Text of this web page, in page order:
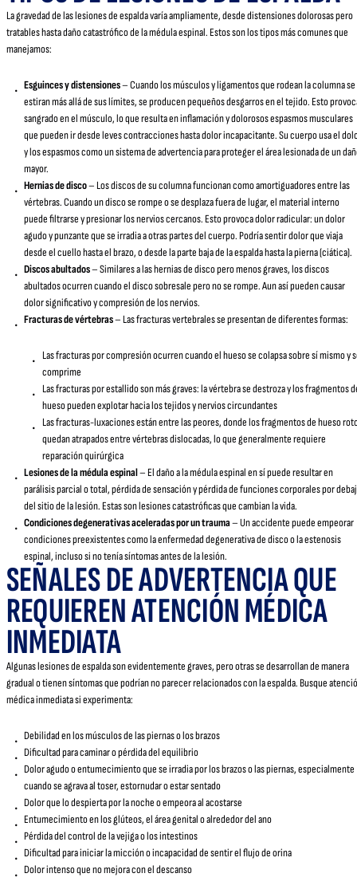
La gravedad de las lesiones de espalda varía ampliamente, desde distensiones dolorosas pero
tratables hasta daño catastrófico de la médula espinal. Estos son los tipos más comunes que
manejamos:
Esguinces y distensiones– Cuando los músculos y ligamentos que rodean la columna se
estiran más allá de sus límites, se producen pequeños desgarros en el tejido. Esto
sangrado en el músculo, lo que resulta en inflamación y dolorosos espasmos musculares
que pueden ir desde leves contracciones hasta dolor incapacitante. Su cuerpo usa el
y los espasmos como un sistema de advertencia para proteger el área lesionada de un
mayor.
Hernias de disco– Los discos de su columna funcionan como amortiguadores entre las
vértebras. Cuando un disco se rompe o se desplaza fuera de lugar, el material interno
puede filtrarse y presionar los nervios cercanos. Esto provoca dolor radicular: un dolor
agudo y punzante que se irradia a otras partes del cuerpo. Podría sentir dolor que viaja
desde el cuello hasta el brazo, o desde la parte baja de la espalda hasta la pierna (ciática).
Discos abultados– Similares a las hernias de disco pero menos graves, los discos
abultados ocurren cuando el disco sobresale pero no se rompe. Aun así pueden causar
dolor significativo y compresión de los nervios.
Fracturas de vértebras– Las fracturas vertebrales se presentan de diferentes formas:
Las fracturas por compresión ocurren cuando el hueso se colapsa sobre sí mismo y
comprime
Las fracturas por estallido son más graves: la vértebra se destroza y los fragmentos
hueso pueden explotar hacia los tejidos y nervios circundantes
Las fracturas-luxaciones están entre las peores, donde los fragmentos de hueso
quedan atrapados entre vértebras dislocadas, lo que generalmente requiere
reparación quirúrgica
Lesiones de la médula espinal– El daño a la médula espinal en sí puede resultar en
parálisis parcial o total, pérdida de sensación y pérdida de funciones corporales por
del sitio de la lesión. Estas son lesiones catastróficas que cambian la vida.
Condiciones degenerativas aceleradas por un trauma– Un accidente puede empeorar
condiciones preexistentes como la enfermedad degenerativa de disco o la estenosis
espinal, incluso si no tenía síntomas antes de la lesión.
SEÑALES DE ADVERTENCIA QUE
REQUIEREN ATENCIÓN MÉDICA
INMEDIATA
Algunas lesiones de espalda son evidentemente graves, pero otras se desarrollan de manera
gradual o tienen síntomas que podrían no parecer relacionados con la espalda. Busque
médica inmediata si experimenta:
Debilidad en los músculos de las piernas o los brazos
Dificultad para caminar o pérdida del equilibrio
Dolor agudo o entumecimiento que se irradia por los brazos o las piernas, especialmente
cuando se agrava al toser, estornudar o estar sentado
Dolor que lo despierta por la noche o empeora al acostarse
Entumecimiento en los glúteos, el área genital o alrededor del ano
Pérdida del control de la vejiga o los intestinos
Dificultad para iniciar la micción o incapacidad de sentir el flujo de orina
Dolor intenso que no mejora con el descanso